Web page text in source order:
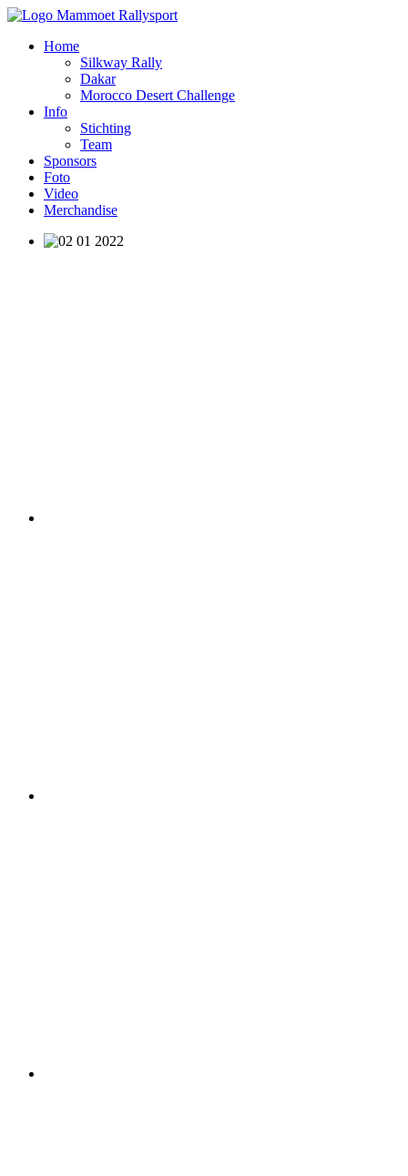
Home
Silkway Rally
Dakar
Morocco Desert Challenge
Info
Stichting
Team
Sponsors
Foto
Video
Merchandise